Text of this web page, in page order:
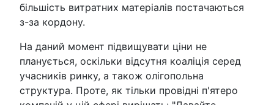
більшість витратних матеріалів постачаються
з-за кордону.
На даний момент підвищувати ціни не
планується, оскільки відсутня коаліція серед
учасників ринку, а також олігопольна
структура. Проте, як тільки провідні п'ятеро